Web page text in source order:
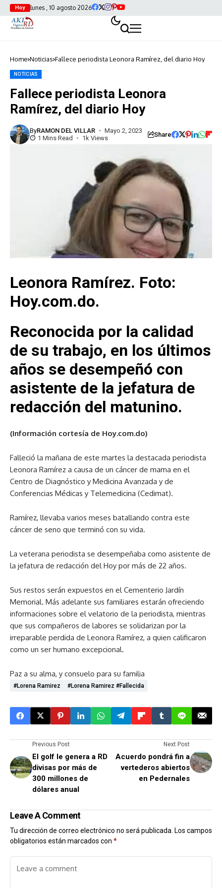
Hoy lunes , 10 agosto 2026
Home Noticias Fallece periodista Leonora Ramírez, del diario Hoy
NOTICIAS
Fallece periodista Leonora
Ramírez, del diario Hoy
ByRAMON DEL VILLAR
Mayo 2, 2023
1 Mins Read
1k Views Share
Leonora Ramírez. Foto:
Hoy.com.do.
Reconocida por la calidad
de su trabajo, en los últimos
años se desempeñó con
asistente de la jefatura de
redacción del matunino.
(Información cortesía de Hoy.com.do)
Falleció la mañana de este martes la destacada periodista
Leonora Ramírez a causa de un cáncer de mama en el
Centro de Diagnóstico y Medicina Avanzada y de
Conferencias Médicas y Telemedicina (Cedimat).
Ramírez, llevaba varios meses batallando contra este
cáncer de seno que terminó con su vida.
La veterana periodista se desempeñaba como asistente de
la jefatura de redacción del Hoy por más de 22 años.
Sus restos serán expuestos en el Cementerio Jardín
Memorial. Más adelante sus familiares estarán ofreciendo
informaciones sobre el velatorio de la periodista, mientras
que sus compañeros de labores se solidarizan por la
irreparable perdida de Leonora Ramírez, a quien calificaron
como un ser humano excepcional.
Paz a su alma, y consuelo para su familia
#lorena Ramirez #Lorena Ramirez #Fallecida
Previous Post
El golf le genera a RD
divisas por más de
300 millones de
dólares anual
Next Post
Acuerdo pondrá fin a
vertederos abiertos
en Pedernales
Leave A Comment
Tu dirección de correo electrónico no será publicada. Los campos
obligatorios están marcados con *